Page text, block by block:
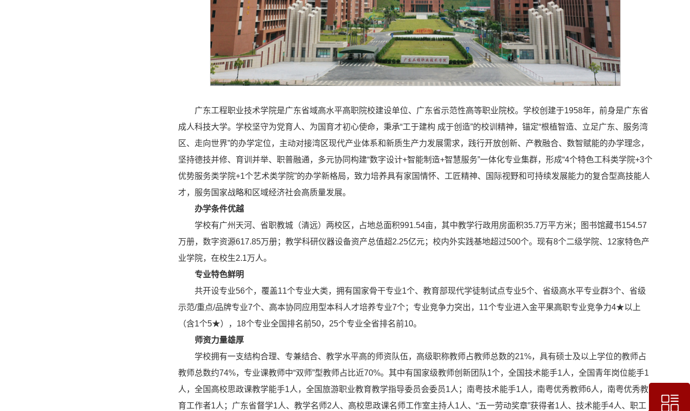
广东工程职业技术学院是广东省域高水平高职院校建设单位、广东省示范性高等职业院校。学校创建于1958年，前身是广东省
成人科技大学。学校坚守为党育人、为国育才初心使命，秉承“工于建构 成于创造”的校训精神，锚定“根植智造、立足广东、服务湾
区、走向世界”的办学定位，主动对接湾区现代产业体系和新质生产力发展需求，践行开放创新、产教融合、数智赋能的办学理念，
坚持德技并修、育训并举、职普融通，多元协同构建“数字设计+智能制造+智慧服务”一体化专业集群，形成“4个特色工科类学院+3个
优势服务类学院+1个艺术类学院”的办学新格局，致力培养具有家国情怀、工匠精神、国际视野和可持续发展能力的复合型高技能人
才，服务国家战略和区域经济社会高质量发展。
办学条件优越
学校有广州天河、省职教城（清远）两校区，占地总面积991.54亩，其中教学行政用房面积35.7万平方米；图书馆藏书154.57
万册，数字资源617.85万册；教学科研仪器设备资产总值超2.25亿元；校内外实践基地超过500个。现有8个二级学院、12家特色产
业学院，在校生2.1万人。
专业特色鲜明
共开设专业56个，覆盖11个专业大类，拥有国家骨干专业1个、教育部现代学徒制试点专业5个、省级高水平专业群3个、省级
示范/重点/品牌专业7个、高本协同应用型本科人才培养专业7个；专业竞争力突出，11个专业进入金平果高职专业竞争力4★以上
（含1个5★），18个专业全国排名前50，25个专业全省排名前10。
师资力量雄厚
学校拥有一支结构合理、专兼结合、教学水平高的师资队伍，高级职称教师占教师总数的21%，具有硕士及以上学位的教师占
教师总数约74%，专业课教师中“双师”型教师占比近70%。其中有国家级教师创新团队1个，全国技术能手1人，全国青年岗位能手1
人，全国高校思政课教学能手1人，全国旅游职业教育教学指导委员会委员1人；南粤技术能手1人，南粤优秀教师6人，南粤优秀教
育工作者1人；广东省督学1人、教学名师2人、高校思政课名师工作室主持人1人、“五一劳动奖章”获得者1人、技术能手4人、职工